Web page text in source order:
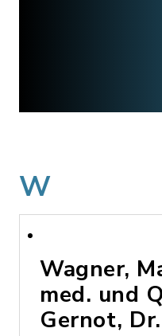
W
Wagner,
med. und
Gernot,